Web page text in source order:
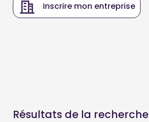
Inscrire mon entreprise
Résultats de la recherche